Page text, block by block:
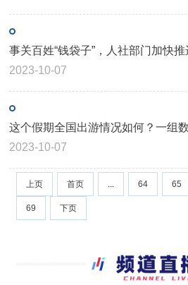
事关百姓“钱袋子”，人社部门加快推
2023-10-07
这个假期全国出游情况如何？一组
2023-10-07
上页 首页 ... 64 65
69 下页